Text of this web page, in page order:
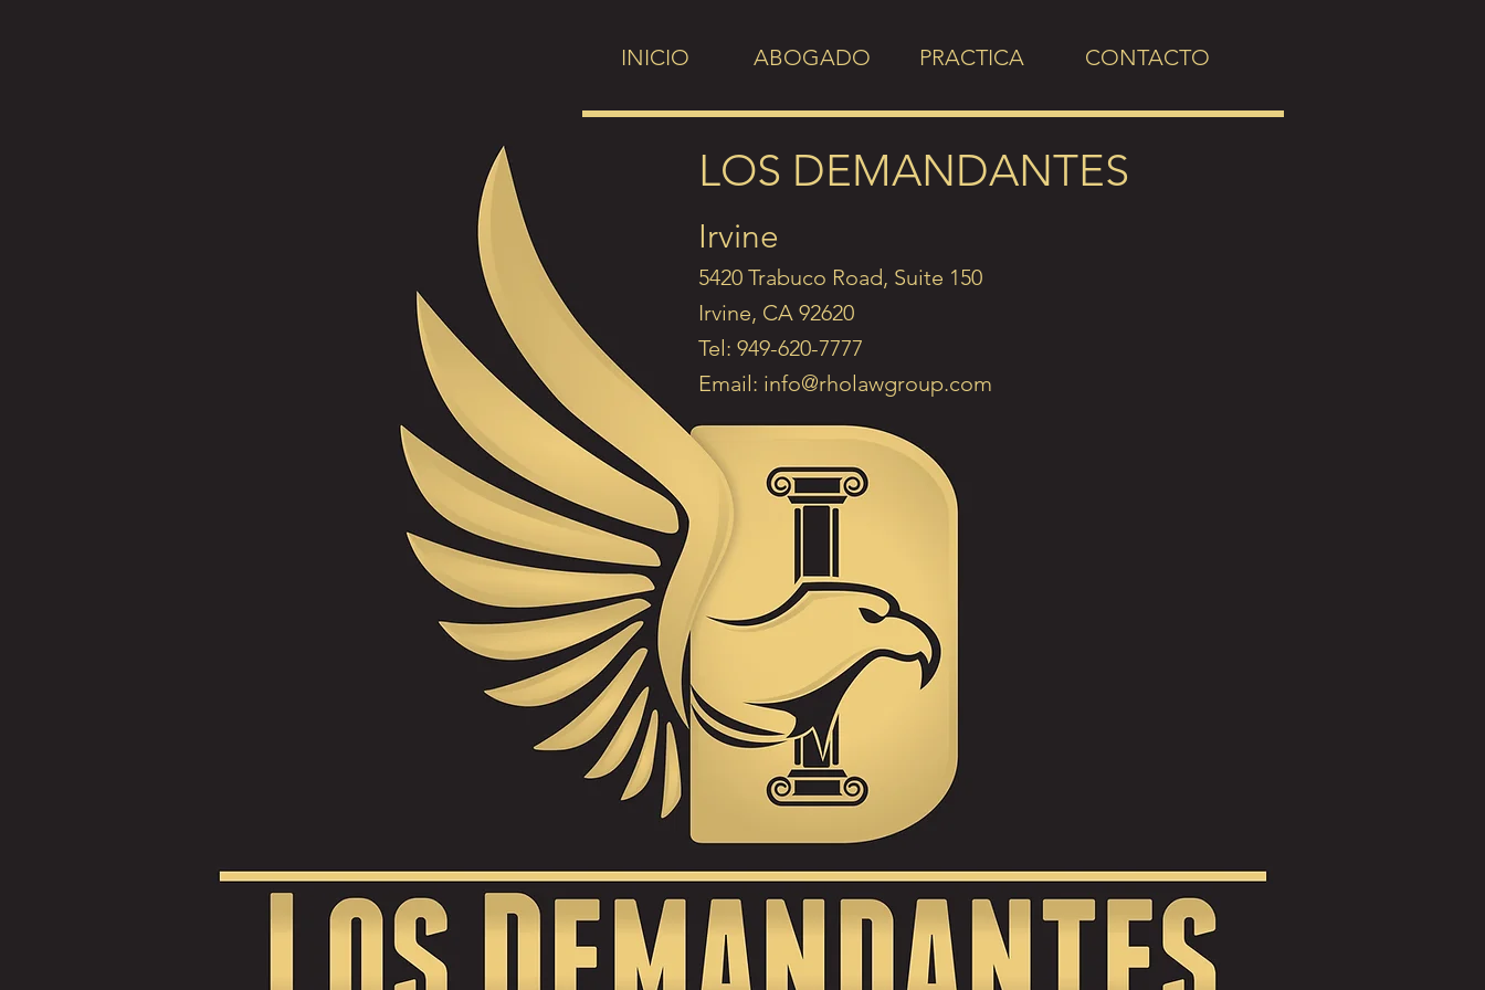
INICIO ABOGADO PRACTICA CONTACTO
LOS DEMANDANTES
Irvine
5420 Trabuco Road, Suite 150
Irvine, CA 92620
Tel: 949-620-7777
Email: info@rholawgroup.com